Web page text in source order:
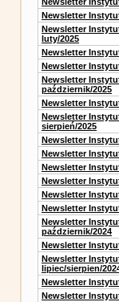
Newsletter
Newsletter
luty/2025
Newsletter
Newsletter
Newsletter
październik/2025
Newsletter
Newsletter
sierpień/2025
Newsletter
Newsletter
Newsletter
Newsletter
Newsletter
Newsletter
Newsletter
październik/2024
Newsletter
Newsletter
lipiec/sierpien/
Newsletter
Newsletter